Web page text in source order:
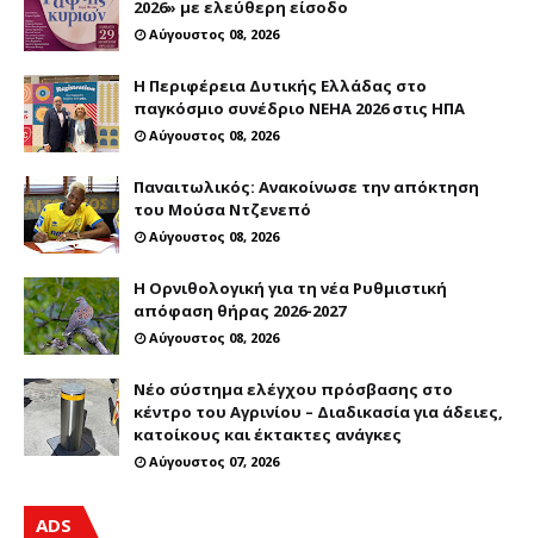
2026» με ελεύθερη είσοδο
Αύγουστος 08, 2026
Η Περιφέρεια Δυτικής Ελλάδας στο
παγκόσμιο συνέδριο NEHA 2026 στις ΗΠΑ
Αύγουστος 08, 2026
Παναιτωλικός: Ανακοίνωσε την απόκτηση
του Μούσα Ντζενεπό
Αύγουστος 08, 2026
Η Ορνιθολογική για τη νέα Ρυθμιστική
απόφαση θήρας 2026-2027
Αύγουστος 08, 2026
Νέο σύστημα ελέγχου πρόσβασης στο
κέντρο του Αγρινίου – Διαδικασία για άδειες,
κατοίκους και έκτακτες ανάγκες
Αύγουστος 07, 2026
ADS